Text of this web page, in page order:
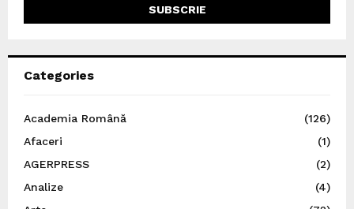
Categories
Academia Română
(126)
Afaceri
(1)
AGERPRESS
(2)
Analize
(4)